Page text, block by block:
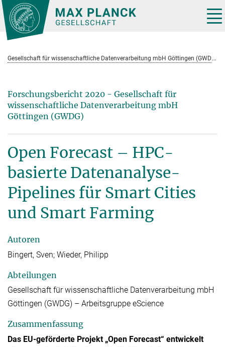
Hauptinhalt
G
esellschaft für wissenschaftliche Datenverarbeitung mbH Göttingen (GWDG)
Forschungsbericht 2020 - Gesellschaft für
wissenschaftliche Datenverarbeitung mbH
Göttingen (GWDG)
Open Forecast – HPC-
basierte Datenanalyse-
Pipelines für Smart Cities
und Smart Farming
Autoren
Bingert, Sven; Wieder, Philipp
Abteilungen
Gesellschaft für wissenschaftliche Datenverarbeitung mbH
Göttingen (GWDG) – Arbeitsgruppe eScience
Zusammenfassung
Das EU-geförderte Projekt „Open Forecast“ entwickelt